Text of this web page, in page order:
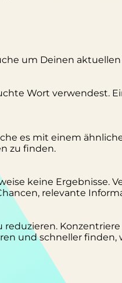
um Deinen
Wort verwendest.
es mit einem
zu finden.
keine Ergebnisse.
relevante
und schneller finden,